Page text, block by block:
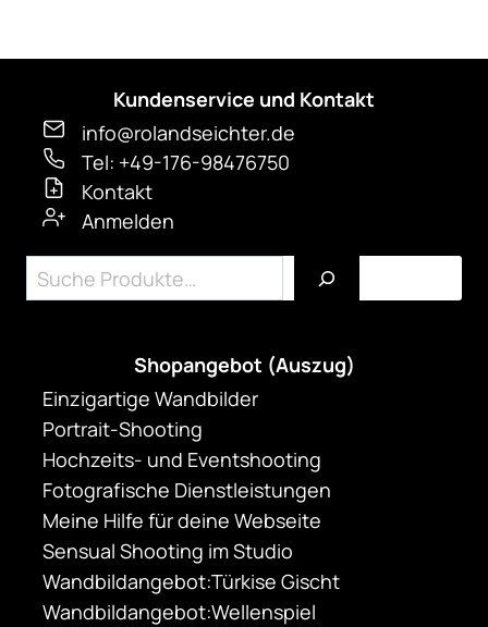
Optionen
gewählt
Kundenservice und Kontakt
info@rolandseichter.de
Tel: +49-176-98476750
Kontakt
Anmelden
Suchen
Shopangebot (Auszug)
Einzigartige Wandbilder
Portrait-Shooting
Hochzeits- und Eventshooting
Fotografische Dienstleistungen
Meine Hilfe für deine Webseite
Sensual Shooting im Studio
Wandbildangebot:Türkise Gischt
Wandbildangebot:Wellenspiel